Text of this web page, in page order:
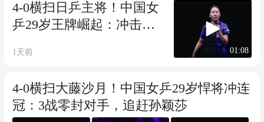
4-0横扫日乒主将！中国女
乒29岁王牌崛起：冲击两
1天前 01:08
4-0横扫大藤沙月！中国女乒29岁悍将冲连
冠：3战零封对手，追赶孙颖莎